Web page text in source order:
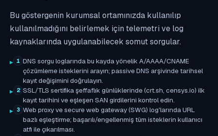
Bu göstergenin kurumsal ortamınızda kullanılıp
kullanılmadığını belirlemek için telemetri ve log
kaynaklarında uygulanabilecek somut sorgular.
1 DNS sorgu loglarında bu kayda yönelik A/AAAA/CNAME
çözümleme isteklerini arayın; passive DNS arşivinde tarihsel
kayıt değişimini doğrulayın.
2 SSL/TLS sertifika şeffaflık günlüklerinde (crt.sh, censys.io) ilk
kayıt tarihini ve eşleşen SAN girdilerini kontrol edin.
3 Web proxy ve secure web gateway (SWG) log'larında URL
bazlı eşleştirme; başarılı/engellenmiş tüm isteklerin kullanıcı
atfı ile çıkarılması.